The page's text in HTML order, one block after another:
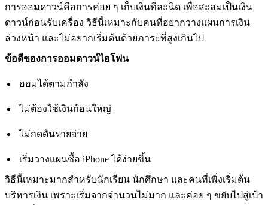
การออมดาวน์คือการค่อย ๆ เก็บเงินทีละนิด เพื่อสะสมเป็นเงิน
ดาวน์ก่อนรับเครื่อง วิธีนี้เหมาะกับคนที่อยากวางแผนการเงิน
ล่วงหน้า และไม่อยากเริ่มต้นด้วยภาระที่สูงเกินไป
ข้อดีของการออมดาวน์ไอโฟน
ออมได้ตามกำลัง
ไม่ต้องใช้เงินก้อนใหญ่
ไม่กดดันรายจ่าย
เริ่มวางแผนซื้อ iPhone ได้ง่ายขึ้น
วิธีนี้เหมาะมากสำหรับนักเรียน นักศึกษา และคนที่เพิ่งเริ่มต้น
บริหารเงิน เพราะเริ่มจากจำนวนไม่มาก และค่อย ๆ ขยับไปสู่เป้า